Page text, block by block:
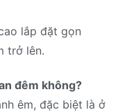
lắp đặt gọn
trở lên.
đêm không?
êm, đặc biệt là ở